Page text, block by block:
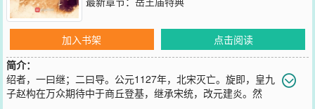
加入书架
点击阅读
简介：
绍者，一曰继；二曰导。公元1127年，北宋灭亡。旋即，皇九
子赵构在万众期待中于商丘登基，继承宋统，改元建炎。然